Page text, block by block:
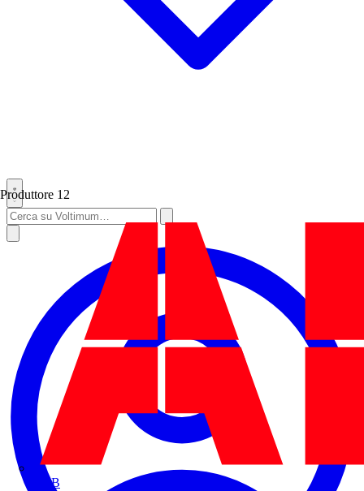
Produttore 12
ABB